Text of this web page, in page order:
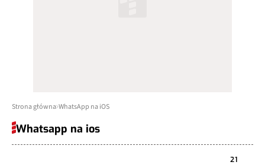
Strona główna WhatsApp na iOS
Whatsapp na ios
21